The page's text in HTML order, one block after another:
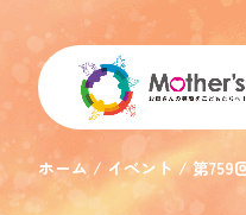
ホーム イベント 第759